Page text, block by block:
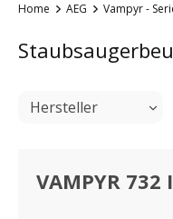
Home AEG Vampyr -
Hersteller
VAMPYR 732